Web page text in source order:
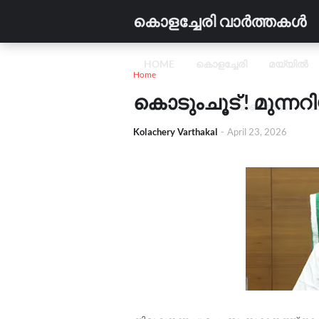
കൊളച്ചേരി വാർത്തകൾ
HOME കൊളച്ചേരി മയ്യിൽ
വിദ്യാഭ്യാസം വാണിജ്യം
Home
കൊടുംചൂട് !
Kolachery Varthakal - April 23, 2026